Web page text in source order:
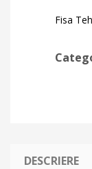
Fisa
DESCRIERE